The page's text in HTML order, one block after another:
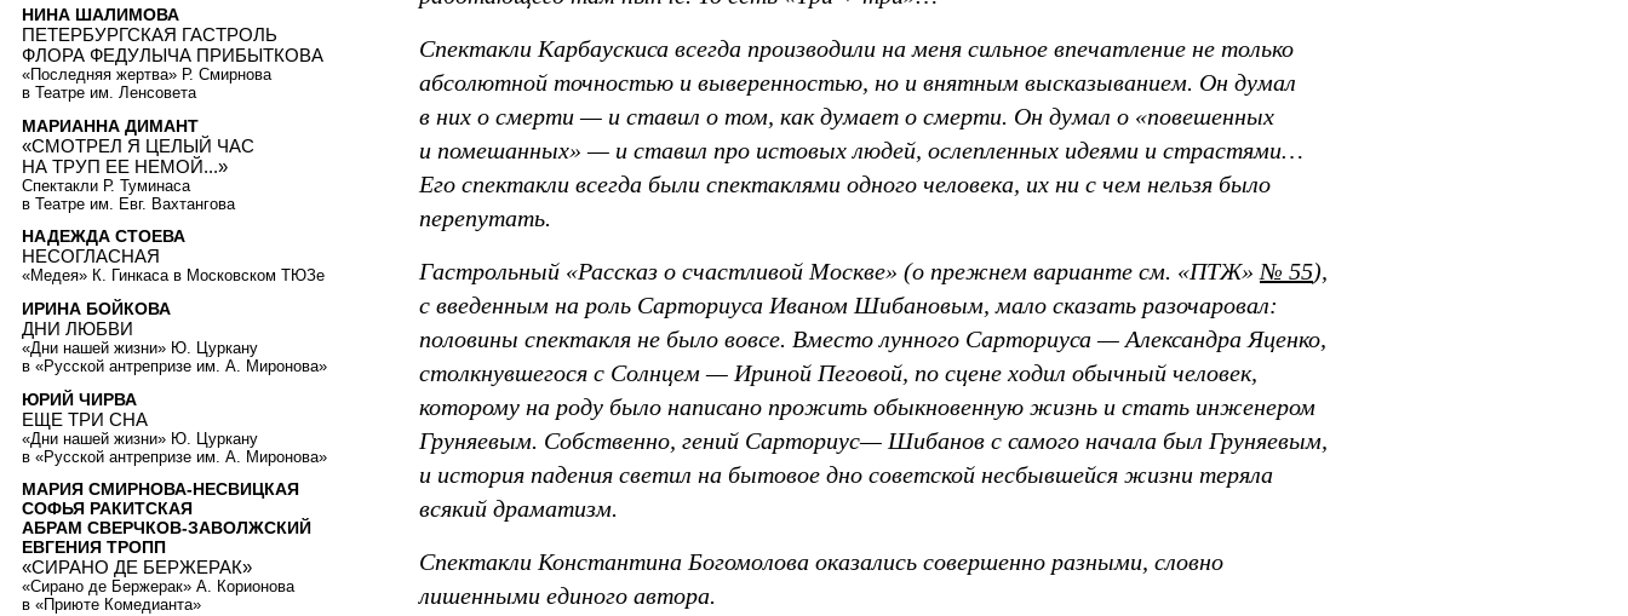
Спектакли Карбаускиса всегда производили на меня сильное впечатление не только
абсолютной точностью и выверенностью, но и внятным высказыванием. Он думал
в них о смерти — и ставил о том, как думает о смерти. Он думал о «повешенных
и помешанных» — и ставил про истовых людей, ослепленных идеями и страстями…
Его спектакли всегда были спектаклями одного человека, их ни с чем нельзя было
перепутать.
Гастрольный «Рассказ о счастливой Москве» (о прежнем варианте см. «ПТЖ» № 55),
с введенным на роль Сарториуса Иваном Шибановым, мало сказать разочаровал:
половины спектакля не было вовсе. Вместо лунного Сарториуса — Александра Яценко,
столкнувшегося с Солнцем — Ириной Пеговой, по сцене ходил обычный человек,
которому на роду было написано прожить обыкновенную жизнь и стать инженером
Груняевым. Собственно, гений Сарториус— Шибанов с самого начала был Груняевым,
и история падения светил на бытовое дно советской несбывшейся жизни теряла
всякий драматизм.
Спектакли Константина Богомолова оказались совершенно разными, словно
лишенными единого автора.
НИНА ШАЛИМОВА
ПЕТЕРБУРГСКАЯ ГАСТРОЛЬ
ФЛОРА ФЕДУЛЫЧА ПРИБЫТКОВА
«Последняя жертва» Р. Смирнова
в Театре им. Ленсовета
МАРИАННА ДИМАНТ
«СМОТРЕЛ Я ЦЕЛЫЙ ЧАС
НА ТРУП ЕЕ НЕМОЙ...»
Спектакли Р. Туминаса
в Театре им. Евг. Вахтангова
НАДЕЖДА СТОЕВА
НЕСОГЛАСНАЯ
«Медея» К. Гинкаса в Московском ТЮЗе
ИРИНА БОЙКОВА
ДНИ ЛЮБВИ
«Дни нашей жизни» Ю. Цуркану
в «Русской антрепризе им. А. Миронова»
ЮРИЙ ЧИРВА
ЕЩЕ ТРИ СНА
«Дни нашей жизни» Ю. Цуркану
в «Русской антрепризе им. А. Миронова»
МАРИЯ СМИРНОВА-НЕСВИЦКАЯ
СОФЬЯ РАКИТСКАЯ
АБРАМ СВЕРЧКОВ-ЗАВОЛЖСКИЙ
ЕВГЕНИЯ ТРОПП
«СИРАНО ДЕ БЕРЖЕРАК»
«Сирано де Бержерак» А. Корионова
в «Приюте Комедианта»